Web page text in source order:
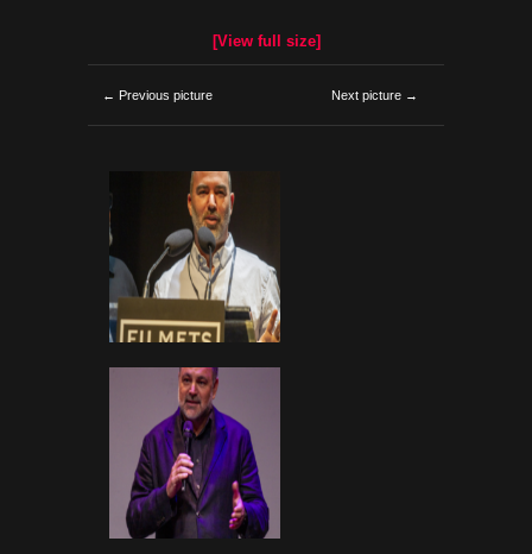
[View full size]
← Previous picture Next picture →